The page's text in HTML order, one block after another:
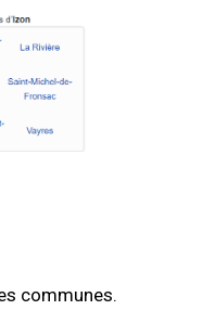
communes.